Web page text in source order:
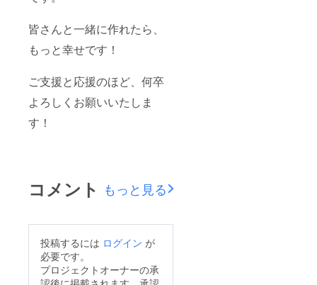
皆さんと一緒に作れたら、
もっと幸せです！
ご支援と応援のほど、何卒
よろしくお願いいたしま
す！
コメント もっと見る
投稿するには ログイン が
必要です。
プロジェクトオーナーの承